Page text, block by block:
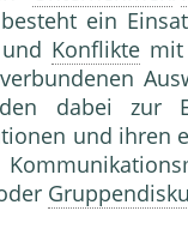
ein
Konfliktemit
dabei zur
und ihren